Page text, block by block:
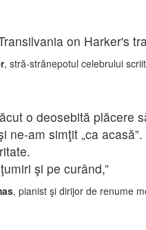
on Harker's
, stră-strănepotul celebrului
o deosebită plăcere
ne-am simţit „ca
şi pe curând,”
, pianist şi dirijor de renume